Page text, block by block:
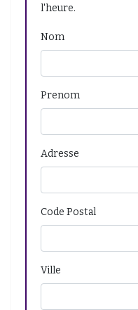
l'heure.
Nom
Prenom
Adresse
Code Postal
Ville